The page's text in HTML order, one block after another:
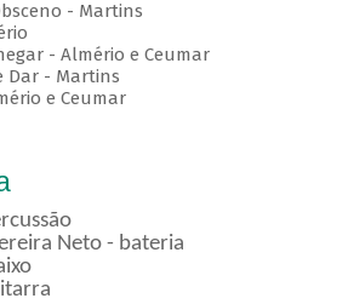
- Martins
- Almério e Ceumar
Dar - Martins
e Ceumar
Neto - bateria